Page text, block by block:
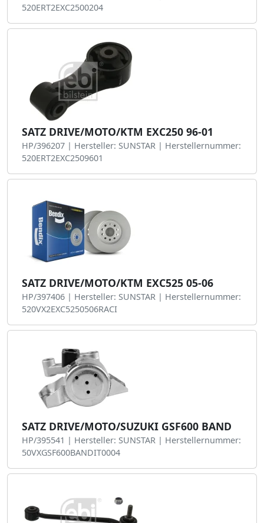
520ERT2EXC2500204
SATZ DRIVE/MOTO/KTM EXC250 96-01
HP/396207 | Hersteller: SUNSTAR | Herstellernummer:
520ERT2EXC2509601
SATZ DRIVE/MOTO/KTM EXC525 05-06
HP/397406 | Hersteller: SUNSTAR | Herstellernummer:
520VX2EXC5250506RACI
SATZ DRIVE/MOTO/SUZUKI GSF600 BAND
HP/395541 | Hersteller: SUNSTAR | Herstellernummer:
50VXGSF600BANDIT0004